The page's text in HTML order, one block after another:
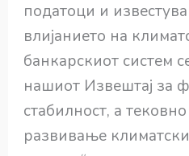
податоци и
влијанието на
банкарскиот систем
нашиот Извештај за
стабилност, а
развивање